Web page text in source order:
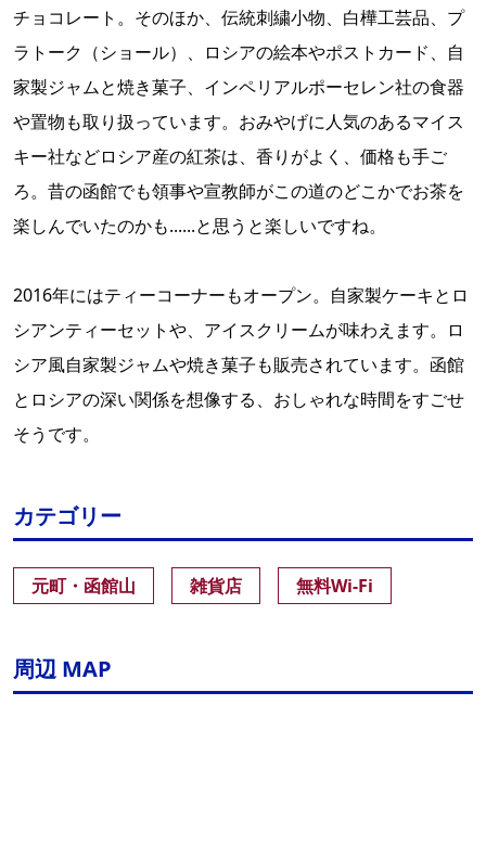
チョコレート。そのほか、伝統刺繍小物、白樺工芸品、プ
ラトーク（ショール）、ロシアの絵本やポストカード、自
家製ジャムと焼き菓子、インペリアルポーセレン社の食器
や置物も取り扱っています。おみやげに人気のあるマイス
キー社などロシア産の紅茶は、香りがよく、価格も手ご
ろ。昔の函館でも領事や宣教師がこの道のどこかでお茶を
楽しんでいたのかも......と思うと楽しいですね。
2016年にはティーコーナーもオープン。自家製ケーキとロ
シアンティーセットや、アイスクリームが味わえます。ロ
シア風自家製ジャムや焼き菓子も販売されています。函館
とロシアの深い関係を想像する、おしゃれな時間をすごせ
そうです。
カテゴリー
元町・函館山 雑貨店 無料Wi-Fi
周辺 MAP